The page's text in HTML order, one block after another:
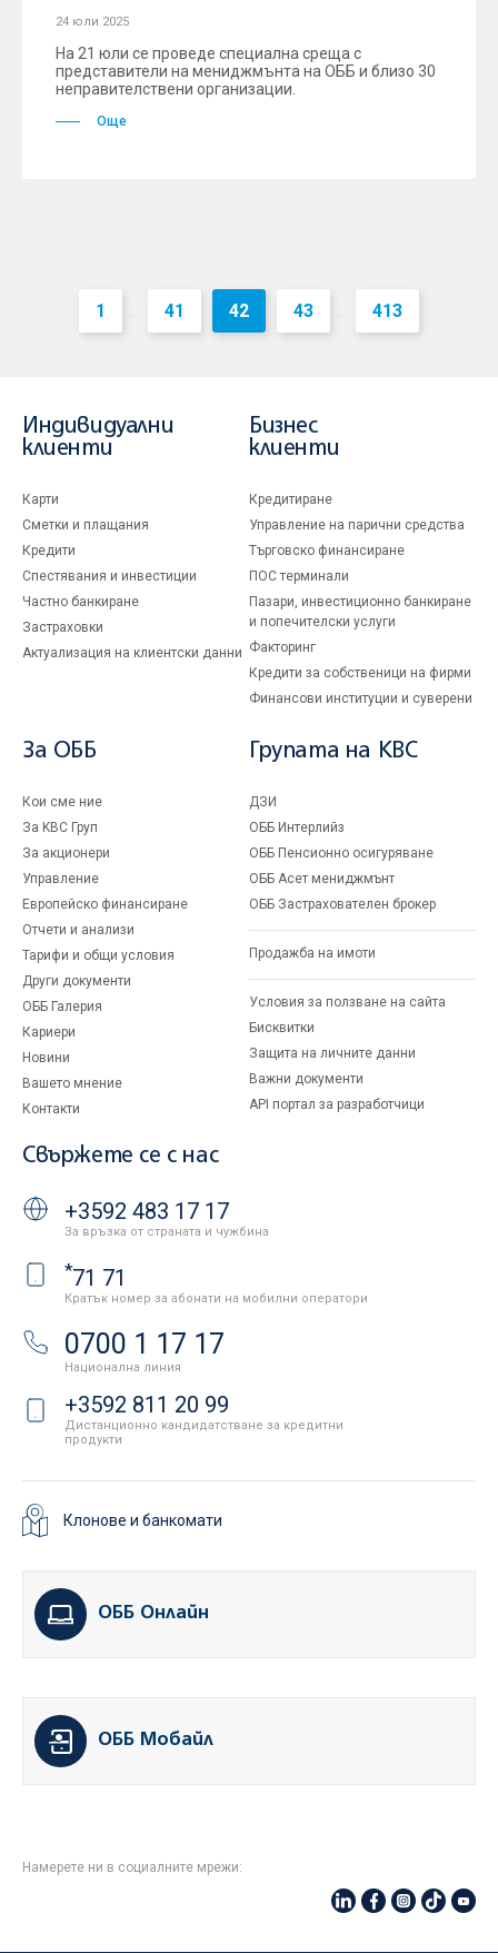
24 юли 2025
На 21 юли се проведе специална среща с
представители на мениджмънта на ОББ и близо 30
неправителствени организации.
Още
1 ... 41 42 43 ... 413
Индивидуални
клиенти
Карти
Сметки и плащания
Кредити
Спестявания и инвестиции
Частно банкиране
Застраховки
Актуализация на клиентски данни
Бизнес
клиенти
Кредитиране
Управление на парични средства
Търговско финансиране
ПОС терминали
Пазари, инвестиционно банкиране
и попечителски услуги
Факторинг
Кредити за собственици на фирми
Финансови институции и суверени
За ОББ
Кои сме ние
За KBC Груп
За акционери
Управление
Европейско финансиране
Отчети и анализи
Тарифи и общи условия
Други документи
ОББ Галерия
Кариери
Новини
Вашето мнение
Контакти
Групата на KBC
ДЗИ
ОББ Интерлийз
ОББ Пенсионно осигуряване
ОББ Асет мениджмънт
ОББ Застрахователен брокер
Продажба на имоти
Условия за ползване на сайта
Бисквитки
Защита на личните данни
Важни документи
API портал за разработчици
Свържете се с нас
+3592 483 17 17
За връзка от страната и чужбина
*71 71
Кратък номер за абонати на мобилни оператори
0700 1 17 17
Национална линия
+3592 811 20 99
Дистанционно кандидатстване за кредитни
продукти
Клонове и банкомати
ОББ Онлайн
ОББ Мобайл
Намерете ни в социалните мрежи: